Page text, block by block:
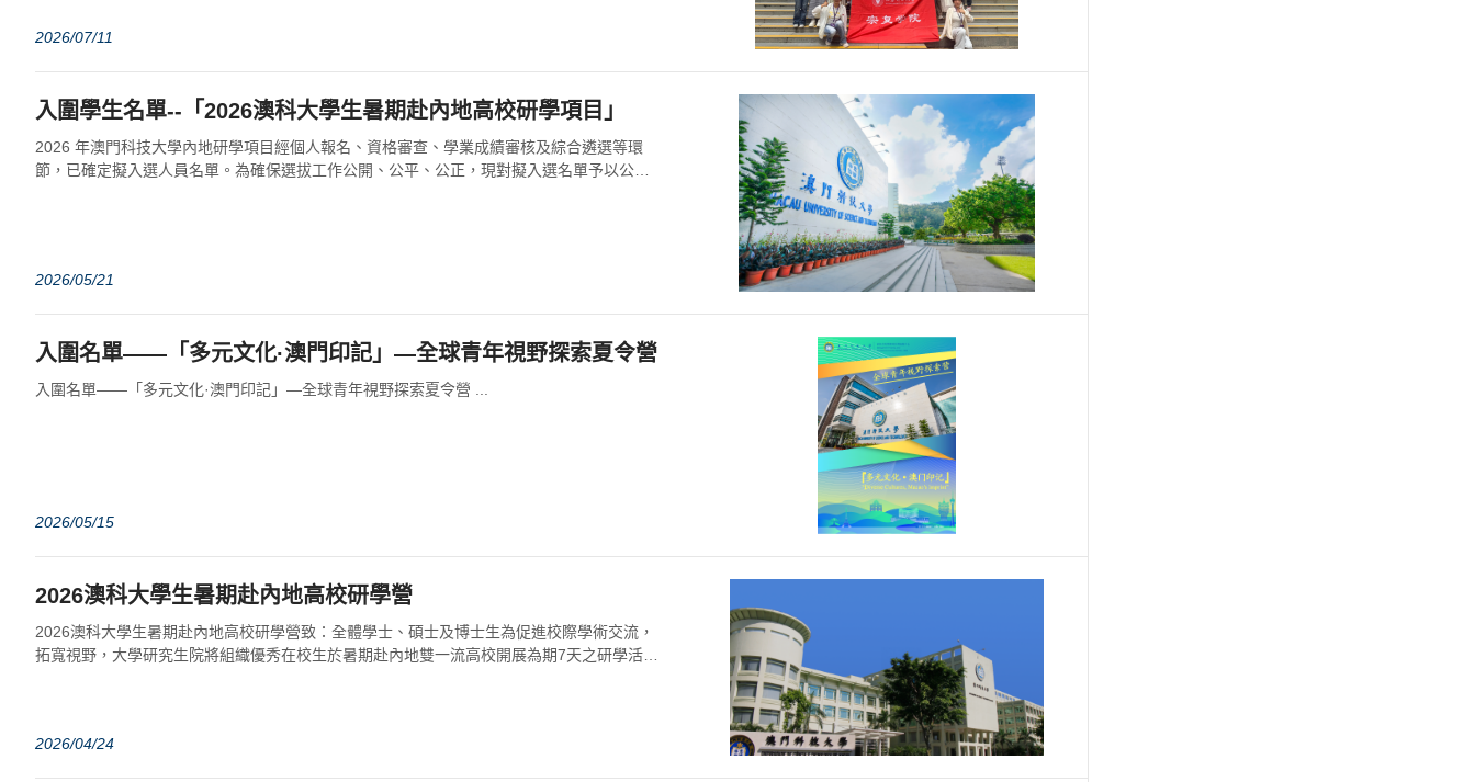
2026/07/11
入圍學生名單--「2026澳科大學生暑期赴內地高校研學項目」
2026 年澳門科技大學內地研學項目經個人報名、資格審查、學業成績審核及綜合遴選等環
節，已確定擬入選人員名單。為確保選拔工作公開、公平、公正，現對擬入選名單予以公
2026/05/21
入圍名單——「多元文化·澳門印記」—全球青年視野探索夏令營
2026/05/15
​2026澳科大學生暑期赴內地高校研學營
2026澳科大學生暑期赴內地高校研學營致：全體學士、碩士及博士生為促進校際學術交流，
拓寬視野，大學研究生院將組織優秀在校生於暑期赴內地雙一流高校開展為期7天之研學活
2026/04/24